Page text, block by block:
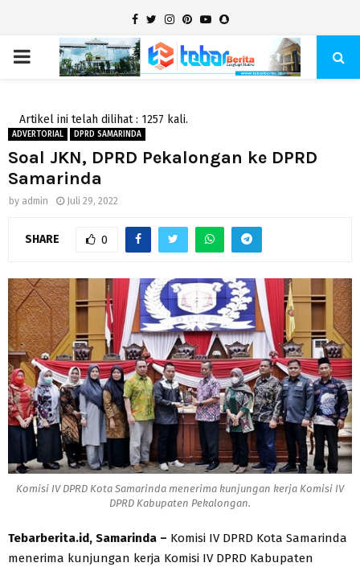
Facebook
TwitterInstagram
Pinterest
YoutubeSnapchat
PRIMARY
Artikel ini telah dilihat : 1257 kali.
ADVERTORIAL DPRD SAMARINDA
Soal JKN, DPRD Pekalongan ke DPRD
Samarinda
by admin Juli 29, 2022
SHARE 0
Komisi IV DPRD Kota Samarinda menerima kunjungan kerja Komisi IV
DPRD Kabupaten Pekalongan.
Tebarberita.id, Samarinda – Komisi IV DPRD Kota Samarinda
menerima kunjungan kerja Komisi IV DPRD Kabupaten